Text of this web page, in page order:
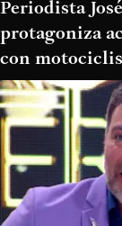
Periodista
protagoniza
con